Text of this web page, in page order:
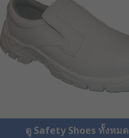
ดู Safety Shoes ทั้งหมด